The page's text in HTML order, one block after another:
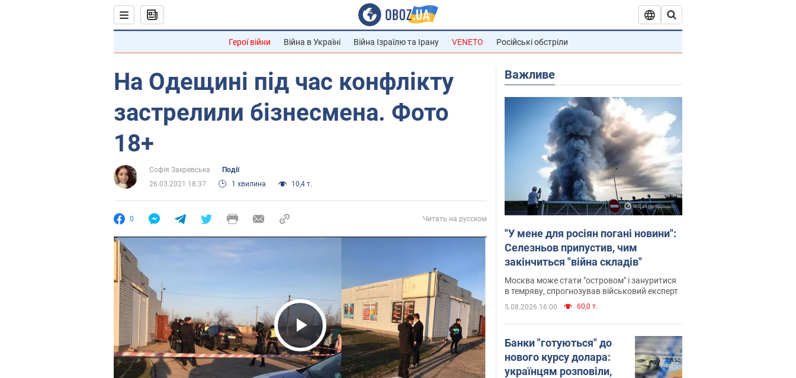
Герої війни Війна в Україні Війна Ізраїлю та Ірану VENETO Російські обстріли
На Одещині під час конфлікту
застрелили бізнесмена. Фото
18+
Софія Закревська
Події
26.03.2021 18:37
1 хвилина 10,4 т.
0 Читать на русском
Play Video
Важливе
"У мене для росіян погані новини":
Селезньов припустив, чим
закінчиться "війна складів"
Москва може стати "островом" і зануритися
в темряву, спрогнозував військовий експерт
5.08.2026 16:00 60,0 т.
Банки "готуються" до
нового курсу долара:
українцям розповіли,